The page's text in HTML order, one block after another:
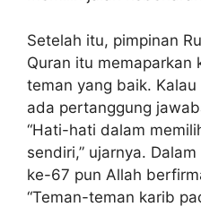
Setelah itu, pimpinan
Quran itu memaparkan
teman yang baik.
ada pertanggung
“Hati-hati dalam
sendiri,” ujarnya.
ke-67 pun Allah
“Teman-teman karib